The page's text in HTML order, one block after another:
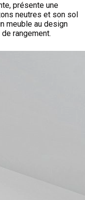
présente une
neutres et son sol
meuble au design
rangement.